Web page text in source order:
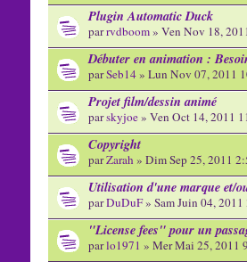
Plugin Automatic Duck
parrvdboom» Ven Nov 18,
Débuter en animation :
parSeb14» Lun Nov 07, 2011
Projet film/dessin animé
parskyjoe» Ven Oct 14, 2011
Copyright
parZarah» Dim Sep 25, 2011
Utilisation d'une marque et/
parDuDuF» Sam Juin 04, 2011
"License fees" pour un
parlo1971 » Mer Mai 25, 2011